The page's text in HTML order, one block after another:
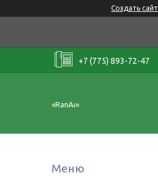
Создать сайт
+7 (775) 893-72-47
«RanAı»